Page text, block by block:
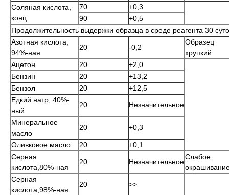
Соляная кислота,
конц.
70
+0,3
90
+0,5
Продолжительность выдержки образца в среде реагента 30
Азотная кислота,
94%-ная
20 -0,2
Образец
хрупкий
Ацетон
20
+2,0
Бензин
20
+13,2
Бензол
20
+12,5
Едкий натр, 40%-
ный
20 Незначительное
Минеральное
масло
20 +0,3
Оливковое масло 20
+0,1
Серная
кислота,80%-ная
20 Незначительное
Слабое
Серная
кислота,98%-ная
20 >>